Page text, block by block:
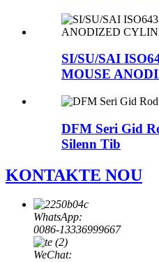
SI/SU/SAI
MOUSE
DFM Seri Gid
Silenn Tib
KONTAKTE NOU
WhatsApp:
0086-13336999667
WeChat: